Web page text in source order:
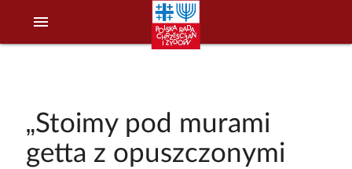
menu
„Stoimy pod murami
getta z opuszczonymi